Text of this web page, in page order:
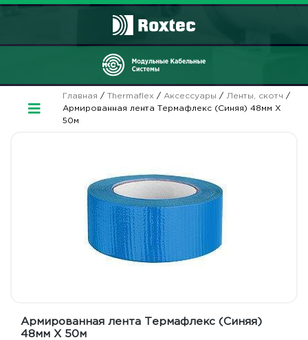
Главная / Thermaflex / Аксессуары / Ленты, скотч /
Армированная лента Термафлекс (Синяя) 48мм Х
50м
Армированная лента Термафлекс (Синяя)
48мм Х 50м